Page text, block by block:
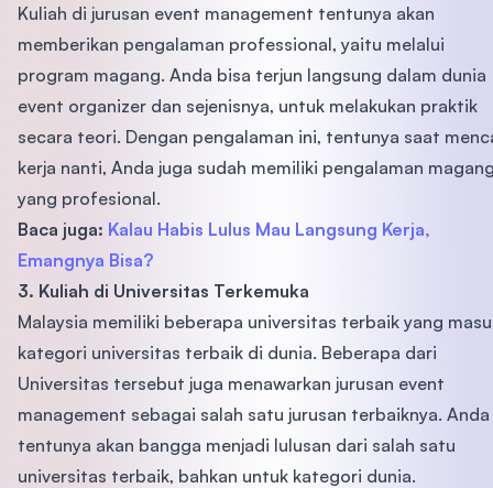
Kuliah di jurusan event management tentunya akan
memberikan pengalaman professional, yaitu melalui
program magang. Anda bisa terjun langsung dalam dunia
event organizer dan sejenisnya, untuk melakukan praktik
secara teori. Dengan pengalaman ini, tentunya saat
kerja nanti, Anda juga sudah memiliki pengalaman
yang profesional.
Baca juga: Kalau Habis Lulus Mau Langsung Kerja,
Emangnya Bisa?
3. Kuliah di Universitas Terkemuka
Malaysia memiliki beberapa universitas terbaik yang
kategori universitas terbaik di dunia. Beberapa dari
Universitas tersebut juga menawarkan jurusan event
management sebagai salah satu jurusan terbaiknya. Anda
tentunya akan bangga menjadi lulusan dari salah satu
universitas terbaik, bahkan untuk kategori dunia.